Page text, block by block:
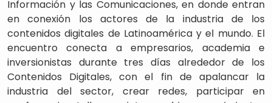
Información y las Comunicaciones, en donde entran
en conexión los actores de la industria de los
contenidos digitales de Latinoamérica y el mundo. El
encuentro conecta a empresarios, academia e
inversionistas durante tres días alrededor de los
Contenidos Digitales, con el fin de apalancar la
industria del sector, crear redes, participar en